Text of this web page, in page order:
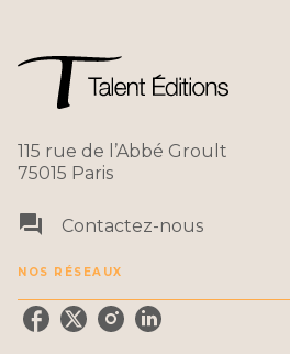
115 rue de l’Abbé Groult
75015 Paris
question_answer Contactez-nous
NOS RÉSEAUX